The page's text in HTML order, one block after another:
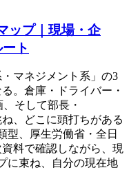
ップ｜現場・企
ト
マネジメント系」の3
。倉庫・ドライバー・
そして部長・
、どこに頭打ちがある
型、厚生労働省・全日
料で確認しながら、現
に束ね、自分の現在地